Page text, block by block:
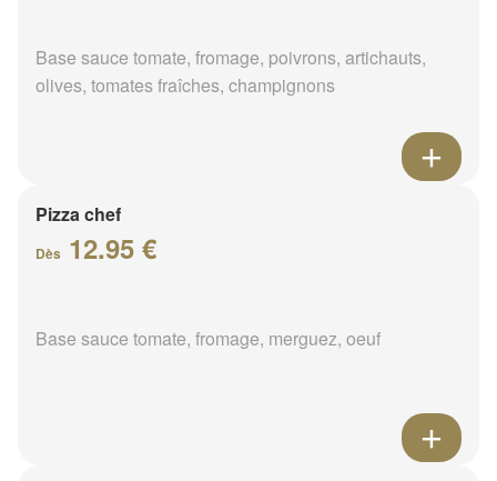
Base sauce tomate, fromage, poivrons, artichauts,
olives, tomates fraîches, champignons
Pizza chef
Dès 12.95 €
Base sauce tomate, fromage, merguez, oeuf